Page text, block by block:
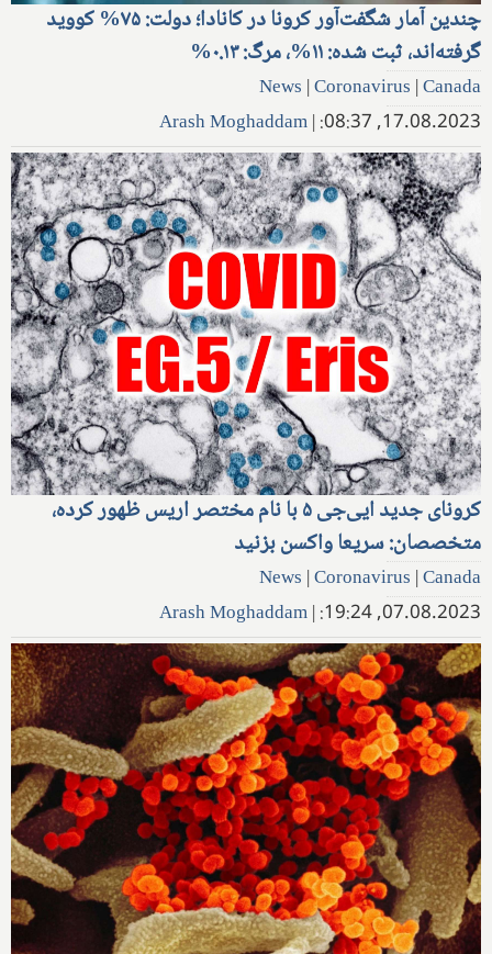
چندین آمار شگفت‌آور کرونا در کانادا؛ دولت: ۷۵% کووید
گرفته‌اند، ثبت شده: ۱۱%، مرگ: ۰.۱۳%
News |Coronavirus |Canada
17.08.2023, 08:37:
|
Arash Moghaddam
کرونای جدید ایی‌جی ۵ با نام مختصر اریس ظهور کرده،
متخصصان: سریعا واکسن بزنید
News |Coronavirus |Canada
07.08.2023, 19:24:
|
Arash Moghaddam